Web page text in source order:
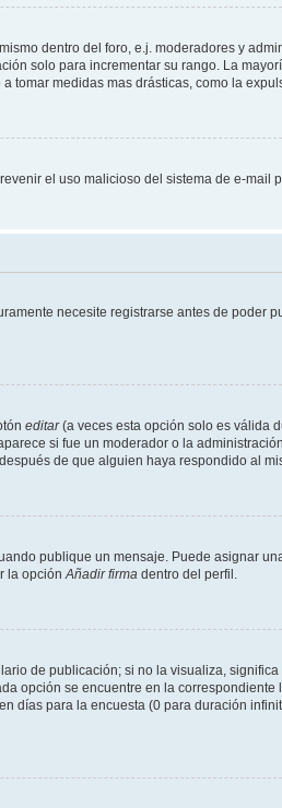
dentro del foro, e.j. moderadores y
solo para incrementar su rango. La
tomar medidas mas drásticas, como la
el uso malicioso del sistema de e-mail
necesite registrarse antes de poder
editar(a veces esta opción solo es válida
si fue un moderador o la
de que alguien haya respondido al
publique un mensaje. Puede asignar
la opción Añadir firma dentro del perfil.
de publicación; si no la visualiza,
opción se encuentre en la correspondiente
días para la encuesta (0 para duración